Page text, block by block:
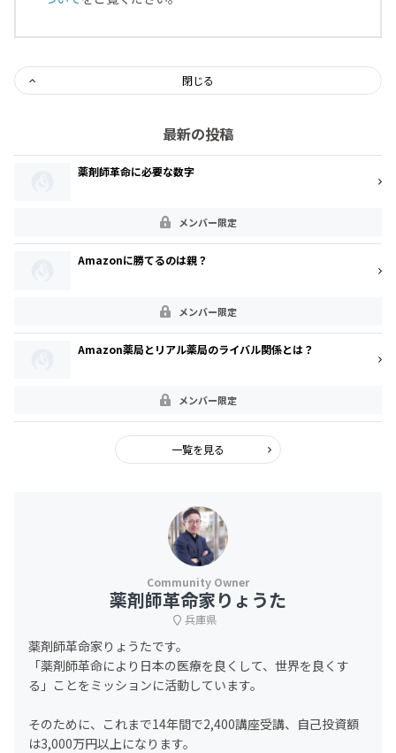
閉じる
最新の投稿
薬剤師革命に必要な数字
メンバー限定
Amazonに勝てるのは親？
メンバー限定
Amazon薬局とリアル薬局のライバル関係とは？
メンバー限定
一覧を見る
薬剤師革命家りょうた
兵庫県
薬剤師革命家りょうたです。
「薬剤師革命により日本の医療を良くして、世界を良くす
る」ことをミッションに活動しています。
そのために、これまで14年間で2,400講座受講、自己投資額
は3,000万円以上になります。